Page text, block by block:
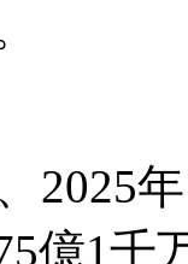
2025
億1千